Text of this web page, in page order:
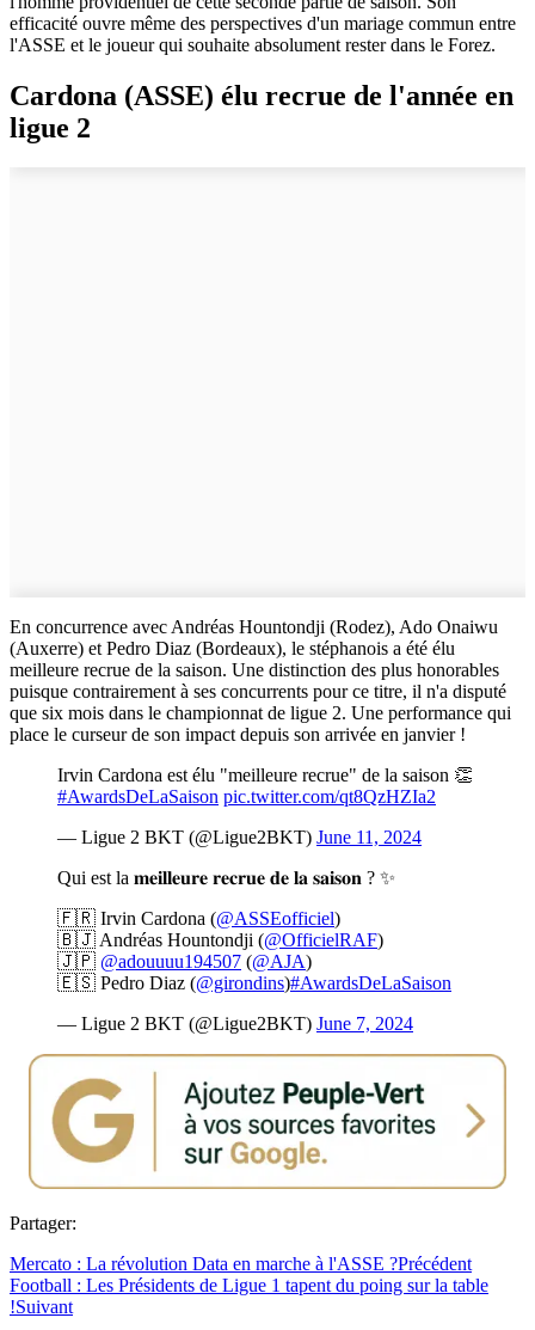
efficacité ouvre même des perspectives d'un mariage commun entre
l'ASSE et le joueur qui souhaite absolument rester dans le Forez.
Cardona (ASSE) élu recrue de l'année en
ligue 2
En concurrence avec Andréas Hountondji (Rodez), Ado Onaiwu
(Auxerre) et Pedro Diaz (Bordeaux), le stéphanois a été élu
meilleure recrue de la saison. Une distinction des plus honorables
puisque contrairement à ses concurrents pour ce titre, il n'a disputé
que six mois dans le championnat de ligue 2. Une performance qui
place le curseur de son impact depuis son arrivée en janvier !
Irvin Cardona est élu "meilleure recrue" de la saison 👏
#AwardsDeLaSaison pic.twitter.com/qt8QzHZIa2
— Ligue 2 BKT (@Ligue2BKT) June 11, 2024
Qui est la 𝐦𝐞𝐢𝐥𝐥𝐞𝐮𝐫𝐞 𝐫𝐞𝐜𝐫𝐮𝐞 𝐝𝐞 𝐥𝐚 𝐬𝐚𝐢𝐬𝐨𝐧 ? ✨
🇫🇷 Irvin Cardona (@ASSEofficiel)
🇧🇯 Andréas Hountondji (@OfficielRAF)
🇯🇵 @adouuuu194507 (@AJA)
🇪🇸 Pedro Diaz (@girondins)#AwardsDeLaSaison
— Ligue 2 BKT (@Ligue2BKT) June 7, 2024
Partager:
Mercato : La révolution Data en marche à l'ASSE ?Précédent
Football : Les Présidents de Ligue 1 tapent du poing sur la table
!Suivant